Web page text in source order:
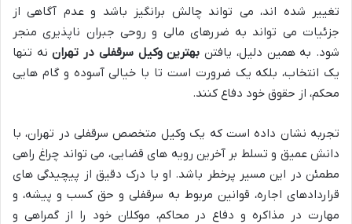
تغییر شده اند، می تواند چالش برانگیز باشد و عدم آگاهی از
جزئیات می تواند به ضررهای مالی و روحی جبران ناپذیری منجر
شود. به همین دلیل، یافتن بهترین وکیل سرقفلی در تهراننه تنها
یک انتخاب، بلکه یک ضرورت است تا با خیالی آسوده و گام هایی
محکم، از حقوق خود دفاع کنند.
تجربه نشان داده است که یک وکیل متخصص سرقفلی در تهران، با
دانش عمیق و تسلط بر آخرین رویه های قضایی، می تواند چراغ راهی
مطمئن در این مسیر پرخطر باشد. او با درک دقیق از پیچیدگی های
قراردادهای اجاره، قوانین مربوط به سرقفلی و حق کسب و پیشه، و
مهارت در مذاکره و دفاع در محاکم، موکلان خود را از گمراهی و